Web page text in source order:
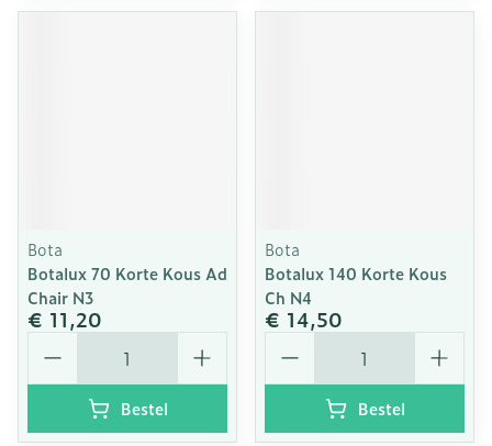
Bota
Botalux 70 Korte Kous Ad
Chair N3
€ 11,20
Aantal
Bestel
Bota
Botalux 140 Korte Kous
Ch N4
€ 14,50
Aantal
Bestel